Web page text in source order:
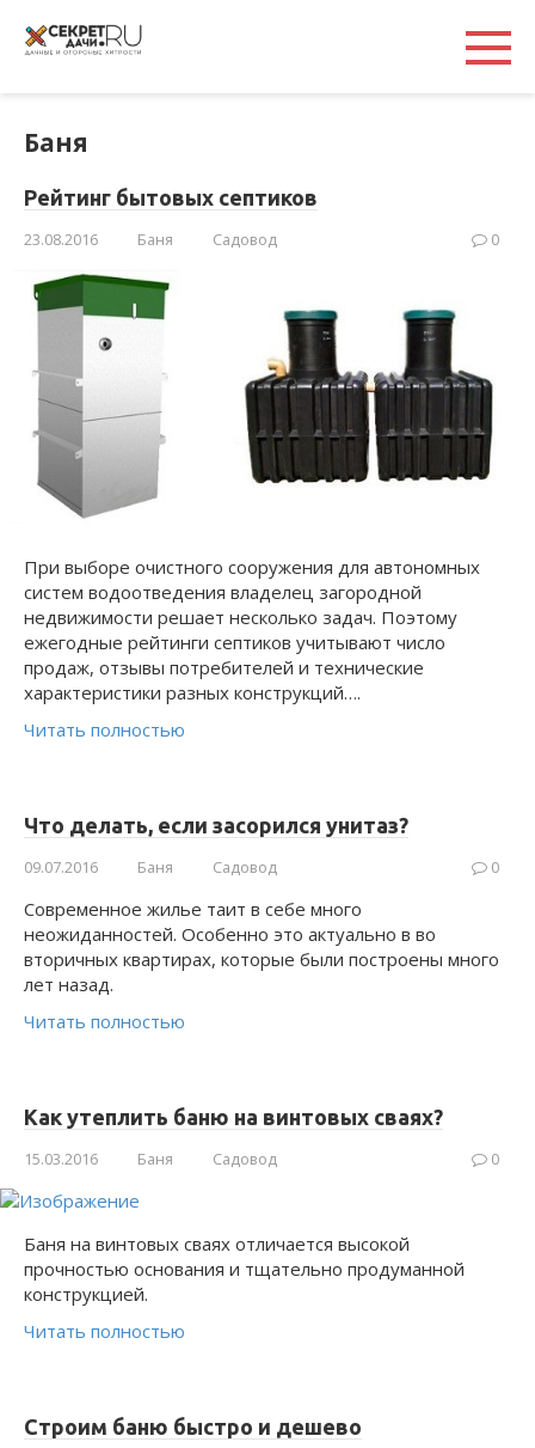
контенту
Баня
Рейтинг бытовых септиков
23.08.2016 Баня Садовод 0
При выборе очистного сооружения для автономных
систем водоотведения владелец загородной
недвижимости решает несколько задач. Поэтому
ежегодные рейтинги септиков учитывают число
продаж, отзывы потребителей и технические
характеристики разных конструкций….
Читать полностью
Что делать, если засорился унитаз?
09.07.2016 Баня Садовод 0
Современное жилье таит в себе много
неожиданностей. Особенно это актуально в во
вторичных квартирах, которые были построены много
лет назад.
Читать полностью
Как утеплить баню на винтовых сваях?
15.03.2016 Баня Садовод 0
Баня на винтовых сваях отличается высокой
прочностью основания и тщательно продуманной
конструкцией.
Читать полностью
Строим баню быстро и дешево